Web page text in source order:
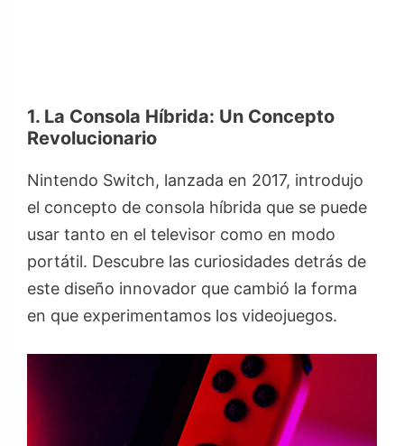
1. La Consola Híbrida: Un Concepto
Revolucionario
Nintendo Switch, lanzada en 2017, introdujo
el concepto de consola híbrida que se puede
usar tanto en el televisor como en modo
portátil. Descubre las curiosidades detrás de
este diseño innovador que cambió la forma
en que experimentamos los videojuegos.